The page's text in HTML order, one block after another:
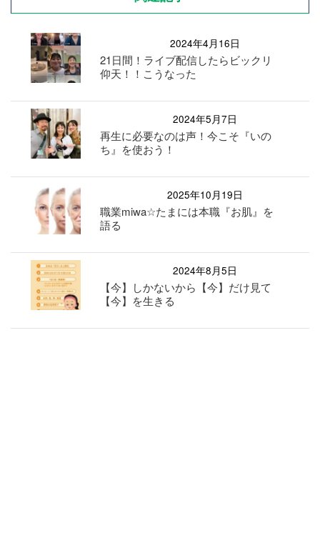
2024年4月16日
21日間！ライブ配信したらビックリ
仰天！！こうなった
2024年5月7日
再生に必要なのは声！今こそ『いの
ち』を使おう！
2025年10月19日
職業miwa☆たまには本職『お肌』を
語る
2024年8月5日
【今】しかないから【今】だけ見て
【今】を生きる